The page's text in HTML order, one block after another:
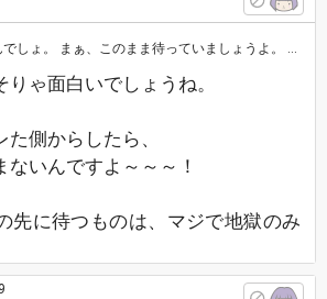
まま待っていましょうよ。 奥様がどう出るかですね。 その後の進展をまたここで教えてください。 ワク…
ゃ面白いでしょうね。
側からしたら、
いんですよ～～～！
先に待つものは、マジで地獄のみ